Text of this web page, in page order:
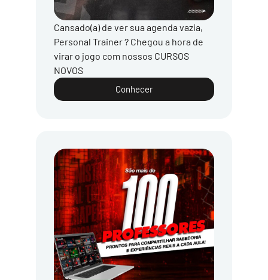
Cansado(a) de ver sua agenda vazia,
Personal Trainer ? Chegou a hora de
virar o jogo com nossos CURSOS
NOVOS
Conhecer